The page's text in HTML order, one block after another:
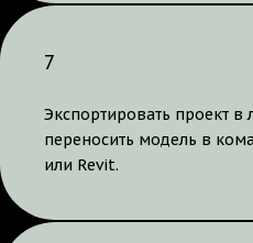
7
Экспортировать проект
переносить модель в
или Revit.